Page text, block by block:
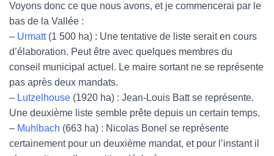
Voyons donc ce que nous avons, et je commencerai par le
bas de la Vallée :
– Urmatt(1 500 ha) : Une tentative de liste serait en cours
d’élaboration. Peut être avec quelques membres du
conseil municipal actuel. Le maire sortant ne se représente
pas après deux mandats.
– Lutzelhouse (1920 ha) : Jean-Louis Batt se représente.
Une deuxième liste semble prête depuis un certain temps.
– Muhlbach (663 ha) : Nicolas Bonel se représente
certainement pour un deuxième mandat, et pour l’instant il